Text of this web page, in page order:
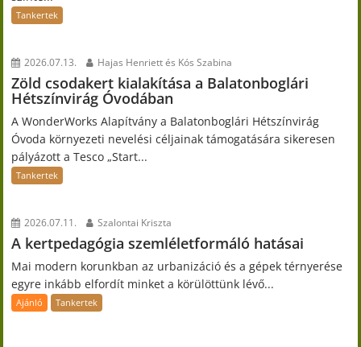
Tankertek
2026.07.13. Hajas Henriett és Kós Szabina
Zöld csodakert kialakítása a Balatonboglári
Hétszínvirág Óvodában
A WonderWorks Alapítvány a Balatonboglári Hétszínvirág
Óvoda környezeti nevelési céljainak támogatására sikeresen
pályázott a Tesco „Start...
Tankertek
2026.07.11. Szalontai Kriszta
A kertpedagógia szemléletformáló hatásai
Mai modern korunkban az urbanizáció és a gépek térnyerése
egyre inkább elfordít minket a körülöttünk lévő...
Ajánló Tankertek